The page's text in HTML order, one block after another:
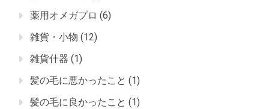
薬用オメガプロ (6)
雑貨・小物 (12)
雑貨什器 (1)
髪の毛に悪かったこと (1)
髪の毛に良かったこと (1)